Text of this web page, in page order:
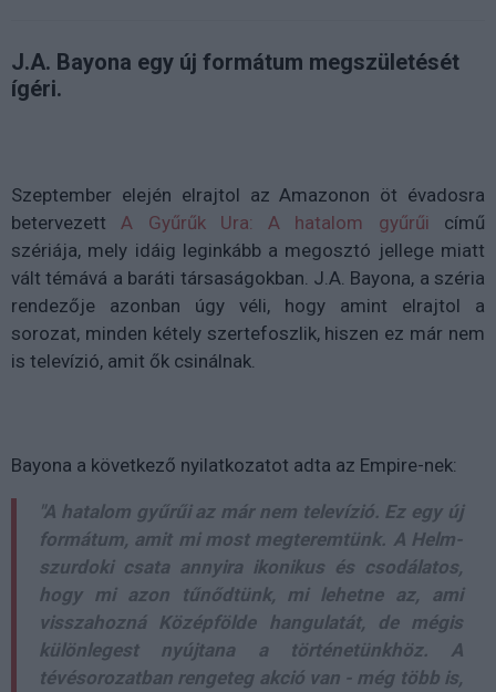
J.A. Bayona egy új formátum megszületését
ígéri.
Szeptember elején elrajtol az Amazonon öt évadosra
betervezett A Gyűrűk Ura: A hatalom gyűrűi című
szériája, mely idáig leginkább a megosztó jellege miatt
vált témává a baráti társaságokban. J.A. Bayona, a széria
rendezője azonban úgy véli, hogy amint elrajtol a
sorozat, minden kétely szertefoszlik, hiszen ez már nem
is televízió, amit ők csinálnak.
Bayona a következő nyilatkozatot adta az Empire-nek:
"A hatalom gyűrűi az már nem televízió. Ez egy új
formátum, amit mi most megteremtünk. A Helm-
szurdoki csata annyira ikonikus és csodálatos,
hogy mi azon tűnődtünk, mi lehetne az, ami
visszahozná Középfölde hangulatát, de mégis
különlegest nyújtana a történetünkhöz. A
tévésorozatban rengeteg akció van - még több is,